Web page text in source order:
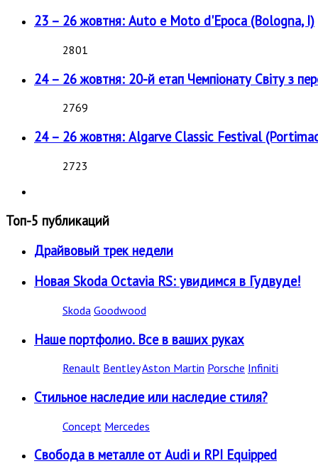
23 – 26 жовтня: Auto e Moto d'Epoca (Bologna, I)
2801
24 – 26 жовтня: 20-й етап Чемпіонату Світу з
2769
24 – 26 жовтня: Algarve Classic Festival
2723
Топ-5 публикаций
Драйвовый трек недели
Новая Skoda Octavia RS: увидимся в Гудвуде!
Skoda Goodwood
Наше портфолио. Все в ваших руках
Renault BentleyAston Martin Porsche Infiniti
Стильное наследие или наследие стиля?
Concept Mercedes
Свобода в металле от Audi и RPI Equipped